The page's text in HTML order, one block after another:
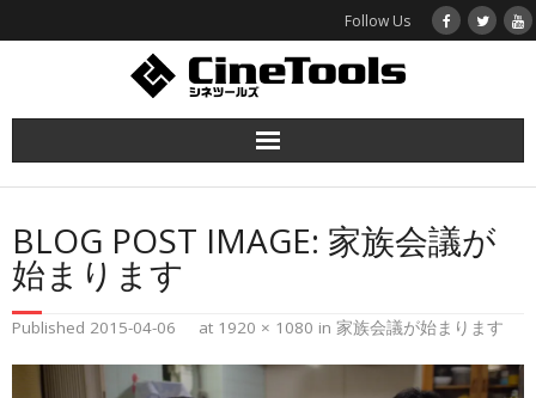
Follow Us
ホーム
函館映画プロジェクト
シネツールズとは
BLOG POST IMAGE: 家族会議が
始まります
Published 2015-04-06 at 1920 × 1080 in 家族会議が始まります